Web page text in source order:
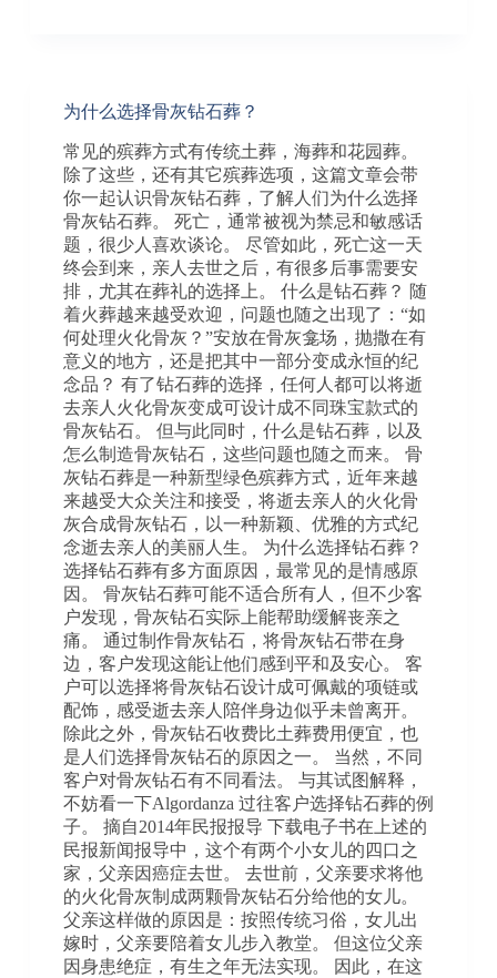
为什么选择骨灰钻石葬？
常见的殡葬方式有传统土葬，海葬和花园葬。
除了这些，还有其它殡葬选项，这篇文章会带
你一起认识骨灰钻石葬，了解人们为什么选择
骨灰钻石葬。 死亡，通常被视为禁忌和敏感话
题，很少人喜欢谈论。 尽管如此，死亡这一天
终会到来，亲人去世之后，有很多后事需要安
排，尤其在葬礼的选择上。 什么是钻石葬？ 随
着火葬越来越受欢迎，问题也随之出现了：“如
何处理火化骨灰？”安放在骨灰龛场，抛撒在有
意义的地方，还是把其中一部分变成永恒的纪
念品？ 有了钻石葬的选择，任何人都可以将逝
去亲人火化骨灰变成可设计成不同珠宝款式的
骨灰钻石。 但与此同时，什么是钻石葬，以及
怎么制造骨灰钻石，这些问题也随之而来。 骨
灰钻石葬是一种新型绿色殡葬方式，近年来越
来越受大众关注和接受，将逝去亲人的火化骨
灰合成骨灰钻石，以一种新颖、优雅的方式纪
念逝去亲人的美丽人生。 为什么选择钻石葬？
选择钻石葬有多方面原因，最常见的是情感原
因。 骨灰钻石葬可能不适合所有人，但不少客
户发现，骨灰钻石实际上能帮助缓解丧亲之
痛。 通过制作骨灰钻石，将骨灰钻石带在身
边，客户发现这能让他们感到平和及安心。 客
户可以选择将骨灰钻石设计成可佩戴的项链或
配饰，感受逝去亲人陪伴身边似乎未曾离开。
除此之外，骨灰钻石收费比土葬费用便宜，也
是人们选择骨灰钻石的原因之一。 当然，不同
客户对骨灰钻石有不同看法。 与其试图解释，
不妨看一下Algordanza 过往客户选择钻石葬的例
子。 摘自2014年民报报导 下载电子书在上述的
民报新闻报导中，这个有两个小女儿的四口之
家，父亲因癌症去世。 去世前，父亲要求将他
的火化骨灰制成两颗骨灰钻石分给他的女儿。
父亲这样做的原因是：按照传统习俗，女儿出
嫁时，父亲要陪着女儿步入教堂。 但这位父亲
因身患绝症，有生之年无法实现。 因此，在这